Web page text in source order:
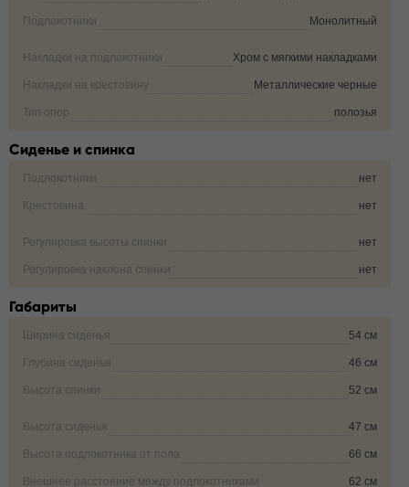
Подлокотники Монолитный
Накладки на подлокотники Хром с мягкими накладками
Накладки на крестовину Металлические черные
Тип опор полозья
Сиденье и спинка
Подлокотники нет
Крестовина нет
Регулировка высоты спинки нет
Регулировка наклона спинки нет
Габариты
Ширина сиденья 54 см
Глубина сиденья 46 см
Высота спинки 52 см
Высота сиденья 47 см
Высота подлокотника от пола 66 см
Внешнее расстояние между подлокотниками 62 см